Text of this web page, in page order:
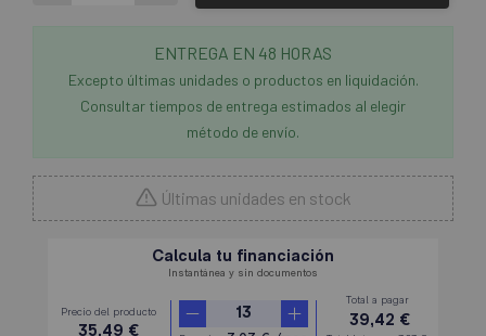
ENTREGA EN 48 HORAS
Excepto últimas unidades o productos en liquidación.
Consultar tiempos de entrega estimados al elegir
método de envío.
Últimas unidades en stock